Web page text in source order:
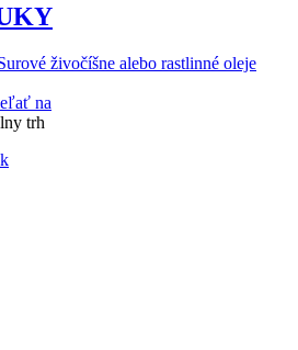
živočíšne alebo rastlinné oleje
na
trh